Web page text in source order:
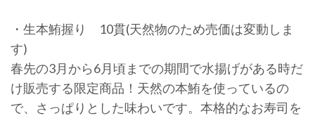
・生本鮪握り 10貫(天然物のため売価は変動しま
す)
春先の3月から6月頃までの期間で水揚げがある時だ
け販売する限定商品！天然の本鮪を使っているの
で、さっぱりとした味わいです。本格的なお寿司を